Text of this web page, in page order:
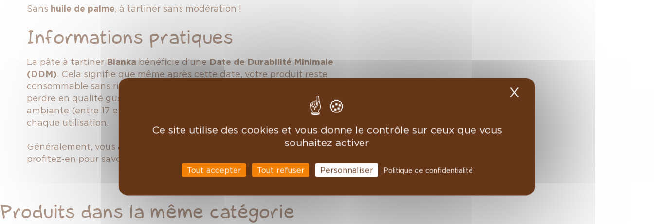
Sans huile de palme, à tartiner sans modération !
Informations pratiques
La pâte à tartiner Biankabénéficie d’uneDate de Durabilité Minimale
(DDM). Cela signifie que même après cette date, votre produit reste
consommable sans risque pour la santé, bien qu'il puisse légèrement
perdre en qualité gustative. Conservez-la dans un placard à température
ambiante (entre 17 et 21°C) et assurez-vous de bien refermer le pot après
chaque utilisation.
Généralement, vous aurez plusieurs mois avant d'atteindre la DDM, alors
profitez-en pour savourer pleinement cette délicieuse gourmandise !
Produits dans la même catégorie
Ce site utilise des cookies et vous donne le contrôle sur ceux que vous
souhaitez activer
Tout accepter Tout refuser Personnaliser Politique de confidentialité
X Masquer le